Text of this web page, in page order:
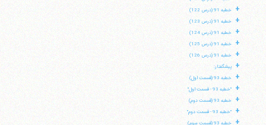
+ خطبه 91 (درس 122)
+ خطبه 91 (درس 123)
+ خطبه 91 (درس 124)
+ خطبه 91 (درس 125)
+ خطبه 91 (درس 126)
+ پیشگفتار:
+ خطبه 93 (قسمت اول)
+ "خطبه 93 - قسمت اول"
+ خطبه 93 (قسمت دوم)
+ "خطبه 93 - قسمت دوم"
+ خطبه 93 (قسمت سوم)